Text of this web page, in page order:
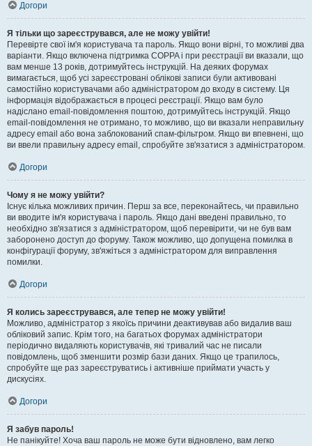
Догори
Я тільки що зареєструвався, але не можу увійти!
Перевірте свої ім'я користувача та пароль. Якщо вони вірні, то можливі два
варіанти. Якщо включена підтримка COPPA і при реєстрації ви вказали, що
вам менше 13 років, дотримуйтесь інструкцій. На деяких форумах
вимагається, щоб усі зареєстровані облікові записи були активовані
самостійно користувачами або адміністратором до входу в систему. Ця
інформація відображається в процесі реєстрації. Якщо вам було
надіслано email-повідомлення поштою, дотримуйтесь інструкцій. Якщо
email-повідомлення не отримано, то можливо, що ви вказали неправильну
адресу email або вона заблокований спам-фільтром. Якщо ви впевнені, що
ви ввели правильну адресу email, спробуйте зв'язатися з адміністратором.
Догори
Чому я не можу увійти?
Існує кілька можливих причин. Перш за все, переконайтесь, чи правильно
ви вводите ім'я користувача і пароль. Якщо дані введені правильно, то
необхідно зв'язатися з адміністратором, щоб перевірити, чи не був вам
заборонено доступ до форуму. Також можливо, що допущена помилка в
конфігурації форуму, зв'яжіться з адміністратором для виправлення
помилки.
Догори
Я колись зареєструвався, але тепер не можу увійти!
Можливо, адміністратор з якоїсь причини деактивував або видалив ваш
обліковий запис. Крім того, на багатьох форумах адміністратори
періодично видаляють користувачів, які тривалий час не писали
повідомлень, щоб зменшити розмір бази даних. Якщо це трапилось,
спробуйте ще раз зареєструватись і активніше приймати участь у
дискусіях.
Догори
Я забув пароль!
Не панікуйте! Хоча ваш пароль не може бути відновлено, вам легко